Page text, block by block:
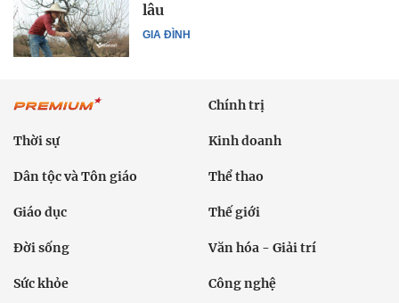
GIA ĐÌNH
lâu
Chính trị
Thời sự Kinh doanh
Dân tộc và Tôn giáo Thể thao
Giáo dục Thế giới
Đời sống Văn hóa - Giải trí
Sức khỏe Công nghệ